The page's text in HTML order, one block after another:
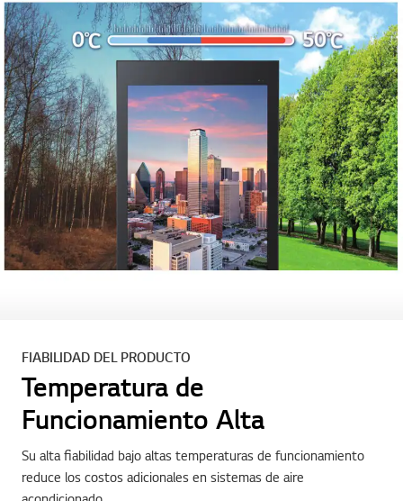
FIABILIDAD DEL PRODUCTO
Temperatura de
Funcionamiento Alta
Su alta fiabilidad bajo altas temperaturas de funcionamiento
reduce los costos adicionales en sistemas de aire